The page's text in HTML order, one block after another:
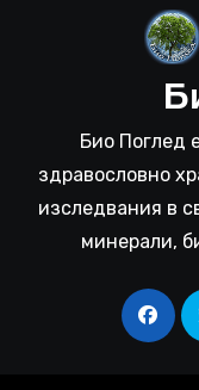
Био Поглед
здравословно
изследвания в
минерали,